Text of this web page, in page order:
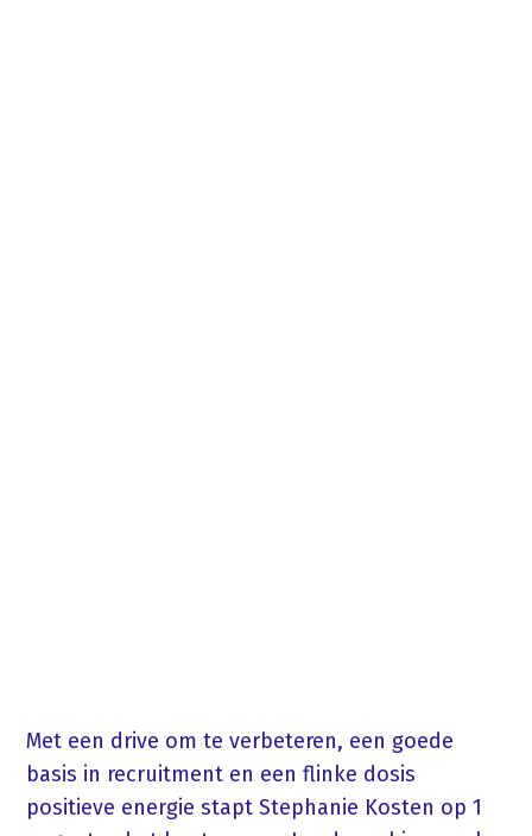
Met een drive om te verbeteren, een goede
basis in recruitment en een flinke dosis
positieve energie stapt Stephanie Kosten op 1